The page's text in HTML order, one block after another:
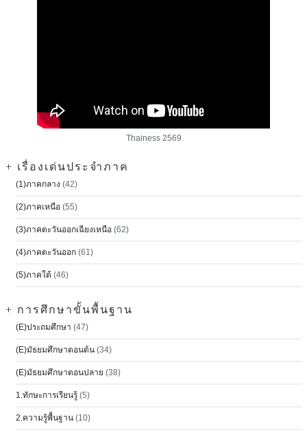
Thainess 2569
+ เรื่องเด่นประจำภาค
(1)ภาคกลาง (42)
(2)ภาคเหนือ (55)
(3)ภาคตะวันออกเฉียงเหนือ (62)
(4)ภาคตะวันออก (61)
(5)ภาคใต้ (46)
+ การศึกษาขั้นพื้นฐาน
(E)ประถมศึกษา (47)
(E)มัธยมศึกษาตอนต้น (34)
(E)มัธยมศึกษาตอนปลาย (38)
1.ทักษะการเรียนรู้ (5)
2.ความรู้พื้นฐาน (10)